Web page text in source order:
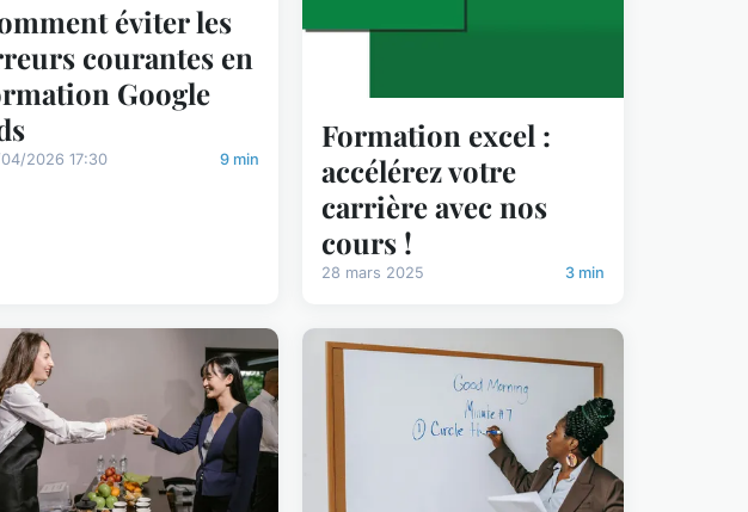
éviter les
courantes en
Google
2026 17:30 9 min
Formation excel :
accélérez votre
carrière avec nos
cours !
28 mars 2025 3 min